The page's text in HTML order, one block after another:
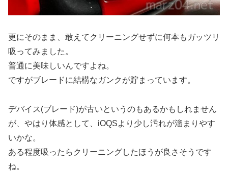
更にそのまま、敢えてクリーニングせずに何本もガッツリ
吸ってみました。
普通に美味しいんですよね。
ですがブレードに結構なガンクが貯まっています。
デバイス(ブレード)が古いというのもあるかもしれません
が、やはり体感として、iOQSより少し汚れが溜まりやす
いかな。
ある程度吸ったらクリーニングしたほうが良さそうです
ね。